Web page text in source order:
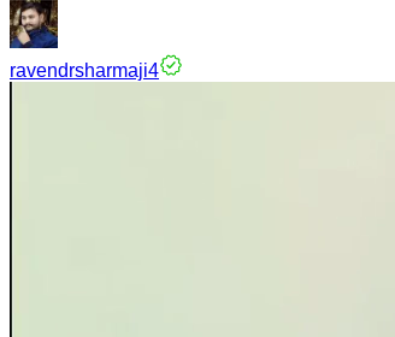
ravendrsharmaji4